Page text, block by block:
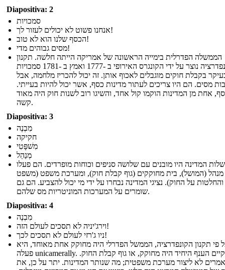
Diapositiva: 2
סמכויות
אנחנו פשוט לא יכולים לעזור לך!
הכסף שלנו הוא לא טוב!
מסים גבוהים מדי!
הממשלה הפדרלית בימייה הראשונה של אמריקה הייתה חלשה. תקנון
הקונפדרציה נוצר על ידי הקונגרס האירופי ב -1777 ואמץ ב -1781 סמכויות
בקבלת חוקים מוגבלים לאכוף אותן. זה יכול להכריז מלחמה, אבל
מסים. הם היו צריכים לעתור מדינות כסף, אשר יכול להיות בעייתי.
אחת מן המדינות הוקמו קול אחד, והשיגו רוב לשנות חוק היה מאוד
קשה.
Diapositiva: 3
מִבְנֶה
חקיקה
מִשׁפָּטִי
מְנַהֵל
המדינה היו מובנים עם שלושה סניפים וכוחות מופרדים. הם פעלו
(המושל), בית מחוקקים (גוף קבלת חוק), ומערכת משפט (משפט
והחלטות על החוק). נציגי המדינה נבחרו על ידי מי יכול להצביע. הם גם
שומרים על המערכות המוניטריות מס שלהם.
Diapositiva: 4
מִבְנֶה
וירג'יניה לא תסכים לעולם הזה!
ניו ג'רזי לעולם לא תסכים לכך!
פי תקנון הקונפדרציה, הממשל הפדרלי היה מחוקק אחת מאוחד, היא
פעלה unicamerally. וקיים הענף היחיד היה מחוקק, או גוף קבלת החוק.
לא ליצור מערכת משפטית; מה שנותר המדינות. יתר על כן, את